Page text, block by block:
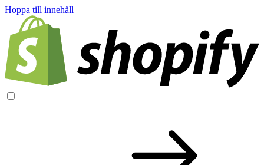
Hoppa till innehåll